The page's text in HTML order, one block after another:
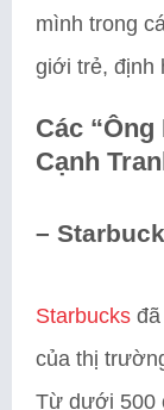
mình trong
giới trẻ, định
Các
Cạnh
–
Starbucks
của thị
Từ dưới 500